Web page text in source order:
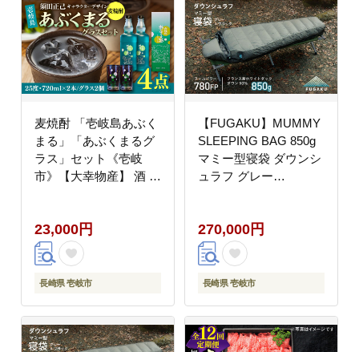
麦焼酎 「壱岐島あぶく
まる」「あぶくまるグ
ラス」セット《壱岐
市》【大幸物産】 酒 焼
23,000円
長崎県 壱岐市
【FUGAKU】MUMMY
SLEEPING BAG 850g
マミー型寝袋 ダウンシ
ュラフ グレー
270,000円
長崎県 壱岐市